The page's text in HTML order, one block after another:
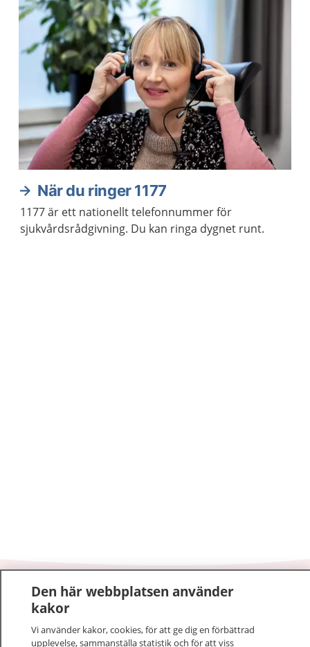
När du ringer 1177
1177 är ett nationellt telefonnummer för
sjukvårdsrådgivning. Du kan ringa dygnet runt.
1177–tryggt om din hälsa och vård
På 1177.se får du råd om hälsa och information om
Den här webbplatsen använder
kakor
Vi använder kakor, cookies, för att ge dig en förbättrad
upplevelse, sammanställa statistik och för att viss